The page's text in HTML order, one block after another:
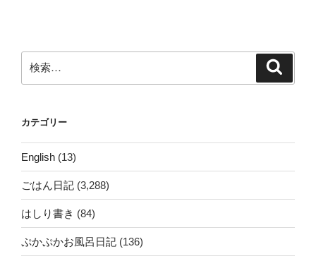
索:
カテゴリー
English (13)
ごはん日記 (3,288)
はしり書き (84)
ぷかぷかお風呂日記 (136)